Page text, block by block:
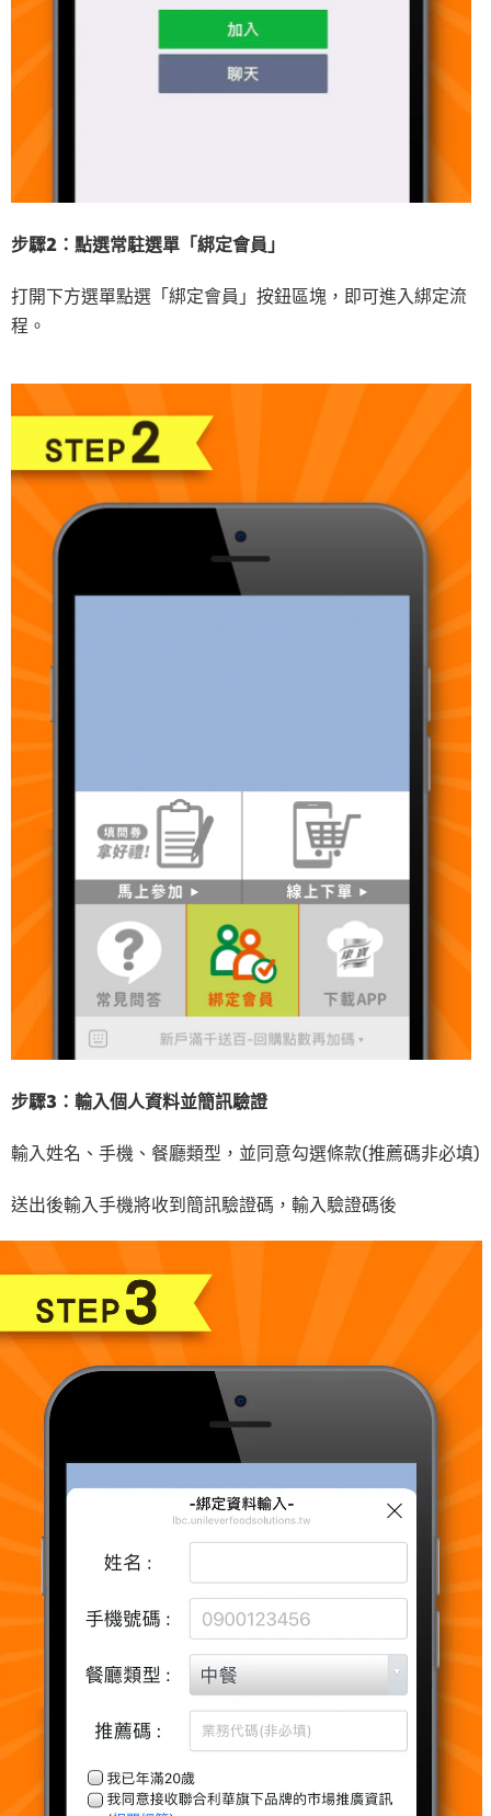
步驟2：點選常駐選單「綁定會員」
打開下方選單點選「綁定會員」按鈕區塊，即可進入綁定流
程。
步驟3：輸入個人資料並簡訊驗證
輸入姓名、手機、餐廳類型，並同意勾選條款(推薦碼非必填)
送出後輸入手機將收到簡訊驗證碼，輸入驗證碼後